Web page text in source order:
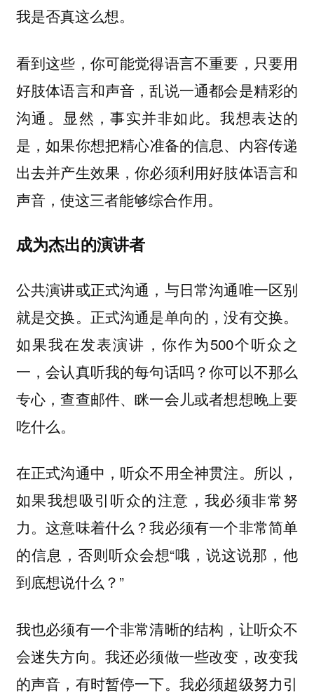
我是否真这么想。
看到这些，你可能觉得语言不重要，只要用
好肢体语言和声音，乱说一通都会是精彩的
沟通。显然，事实并非如此。我想表达的
是，如果你想把精心准备的信息、内容传递
出去并产生效果，你必须利用好肢体语言和
声音，使这三者能够综合作用。
成为杰出的演讲者
公共演讲或正式沟通，与日常沟通唯一区别
就是交换。正式沟通是单向的，没有交换。
如果我在发表演讲，你作为500个听众之
一，会认真听我的每句话吗？你可以不那么
专心，查查邮件、眯一会儿或者想想晚上要
吃什么。
在正式沟通中，听众不用全神贯注。所以，
如果我想吸引听众的注意，我必须非常努
力。这意味着什么？我必须有一个非常简单
的信息，否则听众会想“哦，说这说那，他
到底想说什么？”
我也必须有一个非常清晰的结构，让听众不
会迷失方向。我还必须做一些改变，改变我
的声音，有时暂停一下。我必须超级努力引